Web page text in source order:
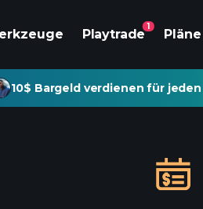
Playtrade
1
Pläne
10$ Bargeld verdienen für